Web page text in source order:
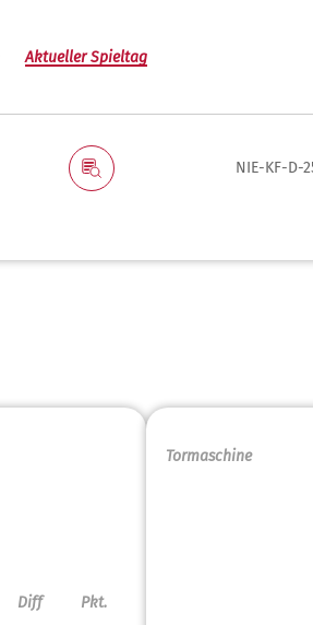
Aktueller Spieltag
NIE-KF-D-
Diff Pkt.
Tormaschine